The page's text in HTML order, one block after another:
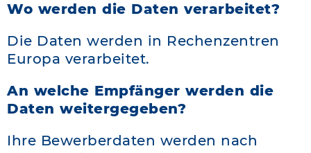
Wo werden die Daten verarbeitet?
Die Daten werden in Rechenzentren
Europa verarbeitet.
An welche Empfänger werden die
Daten weitergegeben?
Ihre Bewerberdaten werden nach